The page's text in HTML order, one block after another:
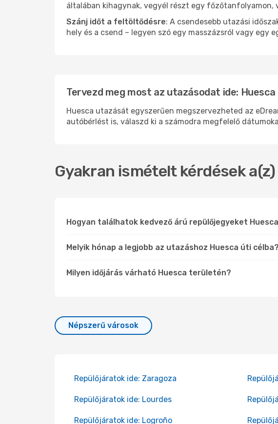
általában kihagynak, vegyél részt egy főzőtanfolyamon,
Szánj időt a feltöltődésre: A csendesebb utazási
hely és a csend – legyen szó egy masszázsról vagy egy
Tervezd meg most az utazásodat ide: Huesca
Huesca utazását egyszerűen megszervezheted az
autóbérlést is, válaszd ki a számodra megfelelő
Gyakran ismételt kérdések
Hogyan találhatok kedvező árú repülőjegyeket
Melyik hónap a legjobb az utazáshoz Huesca úti célba?
Milyen időjárás várható Huesca területén?
Népszerű városok
Repülőjáratok ide: Zaragoza
Repülőjáratok ide: Lourdes
Repülőjáratok ide: Logroño